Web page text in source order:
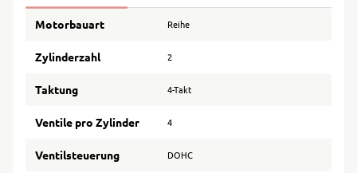
Motorbauart Reihe
Zylinderzahl 2
Taktung 4-Takt
Ventile pro Zylinder 4
Ventilsteuerung DOHC